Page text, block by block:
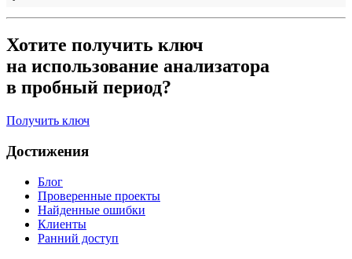
Хотите получить ключ
на использование анализатора
в пробный период?
Получить ключ
Достижения
Блог
Проверенные проекты
Найденные ошибки
Клиенты
Ранний доступ